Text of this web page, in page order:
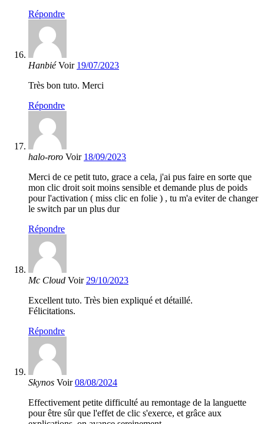
Répondre
Hanbié Voir 19/07/2023
Très bon tuto. Merci
Répondre
halo-roro Voir 18/09/2023
Merci de ce petit tuto, grace a cela, j'ai pus faire en sorte que
mon clic droit soit moins sensible et demande plus de poids
pour l'activation ( miss clic en folie ) , tu m'a eviter de changer
le switch par un plus dur
Répondre
Mc Cloud Voir 29/10/2023
Excellent tuto. Très bien expliqué et détaillé.
Félicitations.
Répondre
Skynos Voir 08/08/2024
Effectivement petite difficulté au remontage de la languette
pour être sûr que l'effet de clic s'exerce, et grâce aux